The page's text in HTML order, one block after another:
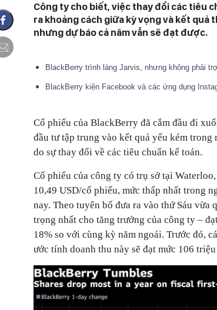
Công ty cho biết, việc thay đổi các tiêu
ra khoảng cách giữa kỳ vọng và kết
nhưng dự báo cả năm vẫn sẽ đạt được.
BlackBerry trình làng Jarvis, nhưng không phải
BlackBerry kiện Facebook và các ứng dụng
Cổ phiếu của BlackBerry đã cắm đầu đi
đầu tư tập trung vào kết quả yếu kém
do sự thay đổi về các tiêu chuẩn kế toán.
Cổ phiếu của công ty có trụ sở tại
10,49 USD/cổ phiếu, mức thấp nhất trong
nay. Theo tuyên bố đưa ra vào thứ Sáu vừa
trọng nhất cho tăng trưởng của công ty –
18% so với cùng kỳ năm ngoái. Trước đó,
ước tính doanh thu này sẽ đạt mức 106 triệu